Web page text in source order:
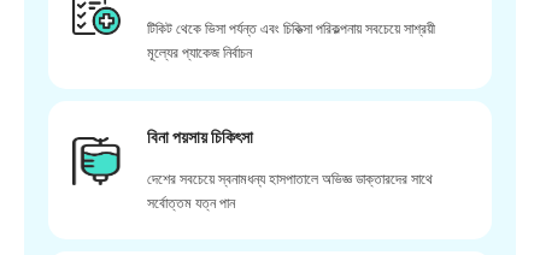
টিকিট থেকে ভিসা পর্যন্ত এবং চিকিত্সা পরিকল্পনায় সবচেয়ে সাশ্রয়ী
মূল্যের প্যাকেজ নির্বাচন
বিনা পয়সায় চিকিৎসা
দেশের সবচেয়ে স্বনামধন্য হাসপাতালে অভিজ্ঞ ডাক্তারদের সাথে
সর্বোত্তম যত্ন পান